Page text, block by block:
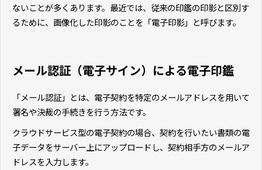
ないことが多くあります。最近では、従来の印鑑の印影と区別す
るために、画像化した印影のことを「電子印影」と呼びます。
メール認証（電子サイン）による電子印鑑
「メール認証」とは、電子契約を特定のメールアドレスを用いて
署名や決裁の手続きを行う方法です。
クラウドサービス型の電子契約の場合、契約を行いたい書類の電
子データをサーバー上にアップロードし、契約相手方のメールア
ドレスを入力します。